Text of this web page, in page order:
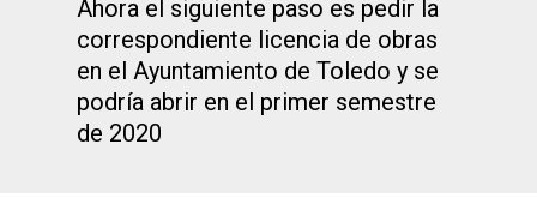
Ahora el siguiente paso es pedir la
correspondiente licencia de obras
en el Ayuntamiento de Toledo y se
podría abrir en el primer semestre
de 2020